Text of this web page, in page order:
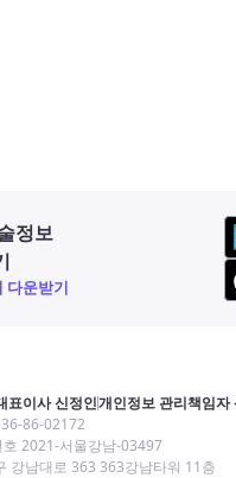
정보
다운받기
표이사 신정인개인정보 관리책임자
86-02172
2021-서울강남-03497
강남대로 363 363강남타워 11층